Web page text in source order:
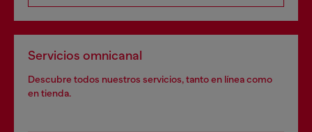
Servicios omnicanal
Descubre todos nuestros servicios, tanto en línea como
en tienda.